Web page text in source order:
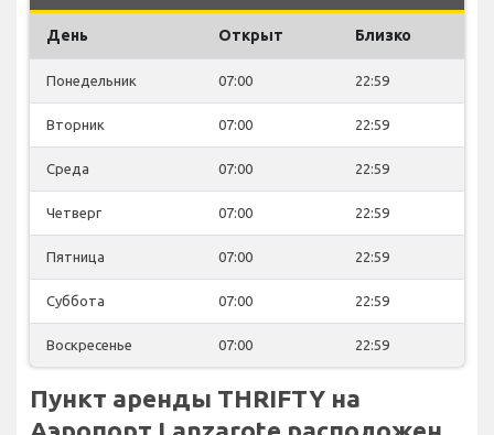
День Открыт Близко
Понедельник 07:00 22:59
Вторник 07:00 22:59
Среда 07:00 22:59
Четверг 07:00 22:59
Пятница 07:00 22:59
Суббота 07:00 22:59
Воскресенье 07:00 22:59
Пункт аренды THRIFTY на